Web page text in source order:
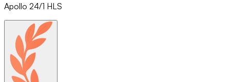
Apollo 24/1 HLS